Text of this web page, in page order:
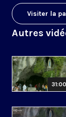
Visiter la
Autres
31:00